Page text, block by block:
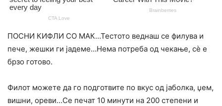
ПОСНИ КИФЛИ СО МАК…Тестото веднаш се филува и
пече, жешки ги јадеме…Нема потреба од чекање, сè е
брзо готово.
Филот можете да го подготвите по вкус од јаболка, џем,
вишни, ореви…Се печат 10 минути на 200 степени и